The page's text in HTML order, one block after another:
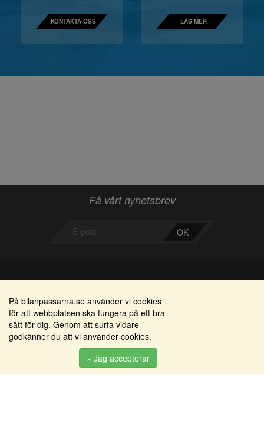
KONTAKTA OSS LÄS MER
Få vårt nyhetsbrev
OK
Bilanpassarna
Smedjegatan 22
352 46 Växjö
info@bilanpassarna.se
Områden
Alkomätare / alkolås
Elprodukter
Serviceinredningar
Tillbehörs artiklar
På bilanpassarna.se använder vi cookies
för att webbplatsen ska fungera på ett bra
sätt för dig. Genom att surfa vidare
godkänner du att vi använder cookies.
× Jag accepterar